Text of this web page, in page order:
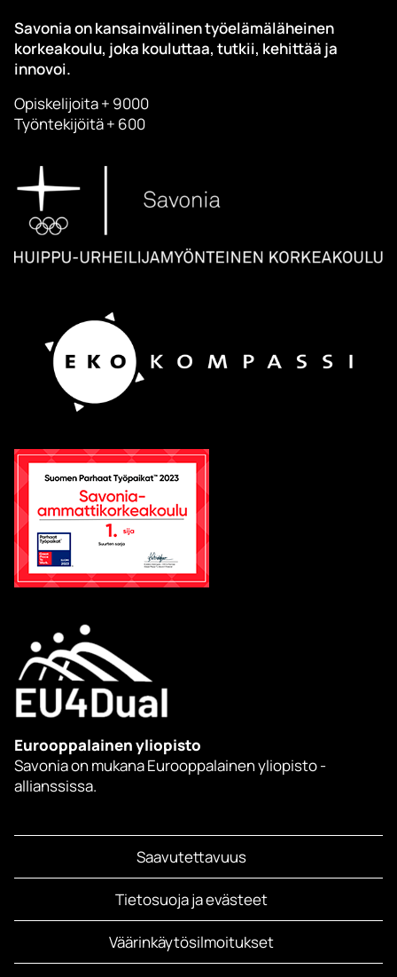
Savonia on kansainvälinen työelämäläheinen
korkeakoulu, joka kouluttaa, tutkii, kehittää ja
innovoi.
Opiskelijoita + 9000
Työntekijöitä + 600
Eurooppalainen yliopisto
Savonia on mukana Eurooppalainen yliopisto -
allianssissa.
Saavutettavuus
Tietosuoja ja evästeet
Väärinkäytösilmoitukset